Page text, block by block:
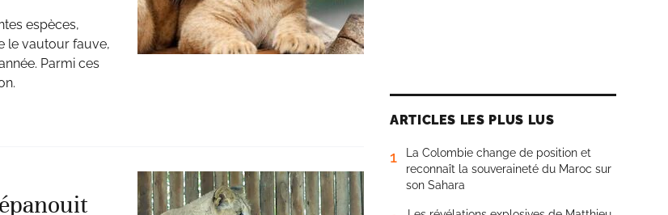
espèces,
le vautour fauve,
Parmi ces
ARTICLES LES PLUS LUS
1
La Colombie change de position et
reconnaît la souveraineté du Maroc sur
son Sahara